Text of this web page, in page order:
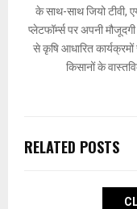
के साथ-साथ जियो
प्लेटफॉर्म्स पर अपनी
से कृषि आधारित कार्यक्रमों
किसानों के
RELATED POSTS